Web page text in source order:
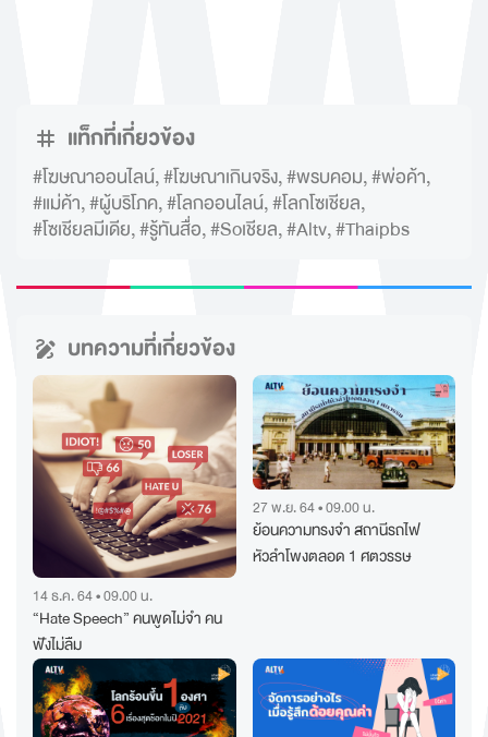
แท็กที่เกี่ยวข้อง
#โฆษณาออนไลน์,#โฆษณาเกินจริง,#พรบคอม,#พ่อค้า,
#แม่ค้า,#ผู้บริโภค,#โลกออนไลน์,#โลกโซเชียล,
#โซเชียลมีเดีย,#รู้ทันสื่อ,#Soเชียล,#Altv,#Thaipbs
บทความที่เกี่ยวข้อง
14 ธ.ค. 64 • 09.00 น.
“Hate Speech” คนพูดไม่จำ คน
ฟังไม่ลืม
27 พ.ย. 64 • 09.00 น.
ย้อนความทรงจำ สถานีรถไฟ
หัวลำโพงตลอด 1 ศตวรรษ